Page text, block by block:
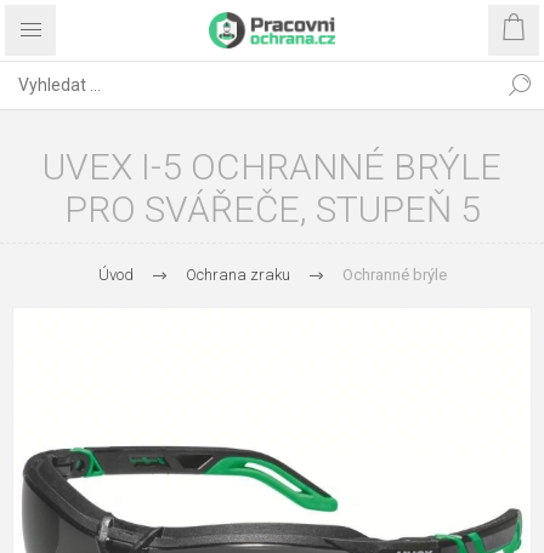
UVEX I-5 OCHRANNÉ BRÝLE
PRO SVÁŘEČE, STUPEŇ 5
Úvod Ochrana zraku Ochranné brýle